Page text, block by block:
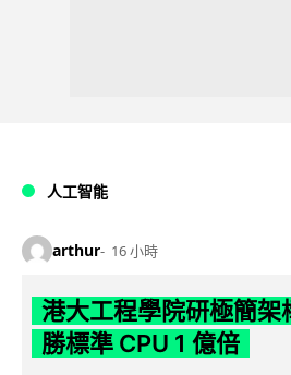
人工智能
arthur 16 小時
港大工程學院研極簡架
勝標準 CPU 1 億倍